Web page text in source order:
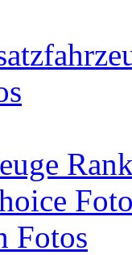
Fotos